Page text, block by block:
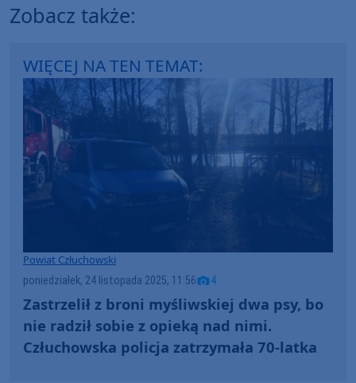
Zobacz także:
WIĘCEJ NA TEN TEMAT:
Powiat Człuchowski
poniedziałek, 24 listopada 2025, 11:56 4
Zastrzelił z broni myśliwskiej dwa psy, bo
nie radził sobie z opieką nad nimi.
Człuchowska policja zatrzymała 70-latka